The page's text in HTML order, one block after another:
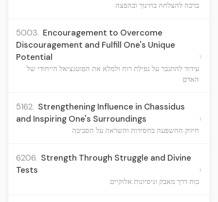
ברכה להצלחה בחינוך ובהפצה
5003. Encouragement to Overcome
Discouragement and Fulfill One's Unique
Potential
עידוד להתגבר על נפילת רוח ולמלא את הפוטנציאל הייחודי של
האדם
›
5162. Strengthening Influence in Chassidus
and Inspiring One's Surroundings
חיזוק ההשפעה בחסידות והשראה על הסביבה
›
6206. Strength Through Struggle and Divine
Tests
כוח דרך מאבק וניסיונות אלוקיים
›